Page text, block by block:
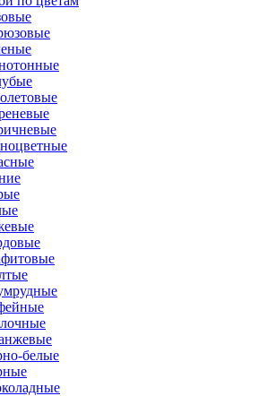
белые